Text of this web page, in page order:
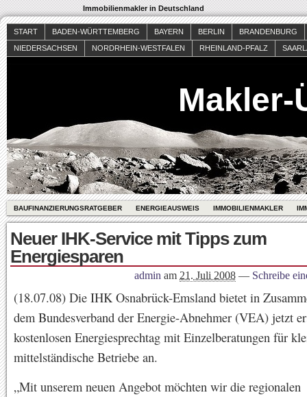
Immobilienmakler in Deutschland
START BADEN-WÜRTTEMBERG BAYERN BERLIN
BRANDENBURG
NIEDERSACHSEN
NORDRHEIN-WESTFALEN RHEINLAND-PFALZ
Makler-
BAUFINANZIERUNGSRATGEBER ENERGIEAUSWEIS IMMOBILIENMAKLER
Neuer IHK-Service mit Tipps zum
Energiesparen
admin am 21. Juli 2008 — Schreibe
(18.07.08) Die IHK Osnabrück-Emsland bietet in
dem Bundesverband der Energie-Abnehmer (VEA) jetzt
kostenlosen Energiesprechtag mit Einzelberatungen für
mittelständische Betriebe an.
„Mit unserem neuen Angebot möchten wir die regionalen